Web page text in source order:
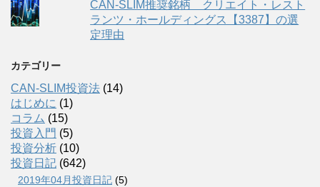
CAN-SLIM推奨銘柄 クリエイト・レスト
ランツ・ホールディングス【3387】の選
定理由
カテゴリー
CAN-SLIM投資法 (14)
はじめに (1)
コラム (15)
投資入門 (5)
投資分析 (10)
投資日記 (642)
2019年04月投資日記 (5)